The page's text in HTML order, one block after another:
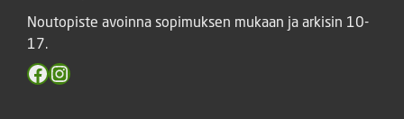
Noutopiste avoinna sopimuksen mukaan ja arkisin 10-
17.
Facebook
Instagram